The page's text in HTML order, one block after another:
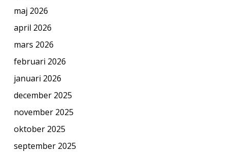
maj 2026
april 2026
mars 2026
februari 2026
januari 2026
december 2025
november 2025
oktober 2025
september 2025